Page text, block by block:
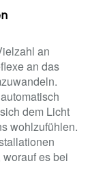
an
an das
dem Licht
wohlzufühlen.
es bei